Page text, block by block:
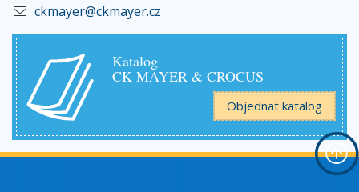
ckmayer@ckmayer.cz
Katalog
CK MAYER & CROCUS
Objednat katalog